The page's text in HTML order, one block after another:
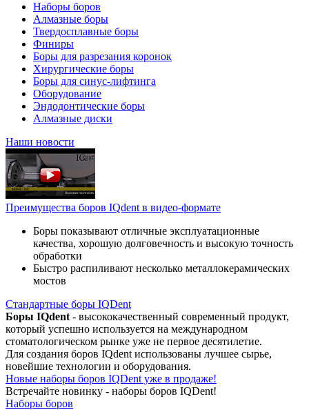
Наборы боров
Алмазные боры
Твердосплавные боры
Финиры
Боры для разрезания коронок
Хирургические боры
Боры для синус-лифтинга
Оборудование
Эндодонтические боры
Алмазные диски
Наши новости
Преимущества боров IQdent в видео-формате
Боры показывают отличные эксплуатационные
качества, хорошую долговечность и высокую точность
обработки
Быстро распиливают несколько металлокерамических
мостов
Стандартные боры IQDent
Боры IQdent - высококачественный современный продукт,
который успешно используется на международном
стоматологическом рынке уже не первое десятилетие.
Для создания боров IQdent использованы лучшее сырье,
новейшие технологии и оборудования.
Новые наборы боров IQDent уже в продаже!
Встречайте новинку - наборы боров IQDent!
Наборы боров